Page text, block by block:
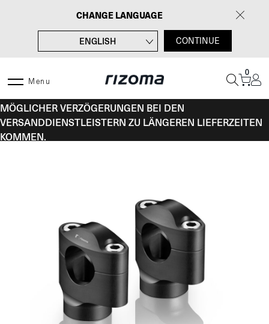
CHANGE LANGUAGE
ENGLISH
ITALIANO
ESPAÑOL
CONTINUE
Menu
0
MÖGLICHER VERZÖGERUNGEN BEI DEN
VERSANDDIENSTLEISTERN ZU LÄNGEREN LIEFERZEITEN
KOMMEN.